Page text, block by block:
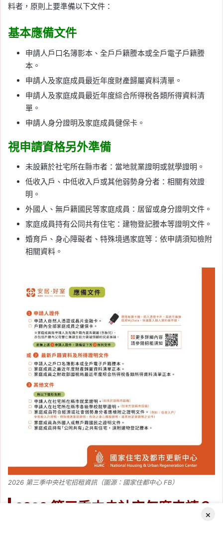
料者，原則上要準備以下文件：
基本應備文件
申請人戶口名簿影本、全戶戶籍謄本或全戶電子戶籍謄
本。
申請人及家庭成員最近年度財產歸屬資料清單。
申請人及家庭成員最近年度綜合所得稅各類所得資料清
單。
申請人身分證明及家庭成員健保卡。
視申請資格另外準備
未設籍於社宅所在縣市者：當地就業證明或就學證明。
低收入戶、中低收入戶或其他弱勢身分者：相關有效證
明。
外國人、無戶籍國民等家庭成員：居留或身分證明文件。
家庭成員持有公同共有住宅：建物登記謄本等證明文件。
婚育戶、身心障礙者、特殊境遇家庭等：依申請須知檢附
相關資料。
2026 第三季中央社宅招租資訊（圖源：國家住都中心 FB）
2026 第三季中央社宅怎麼申請？
×